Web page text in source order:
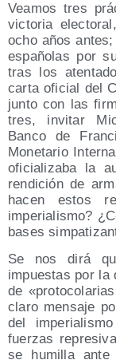
Veamos tres
victoria
ocho años
españolas por
tras los
carta oficial del
junto con las
tres, invitar
Banco de
Monetario
oficializaba la
rendición de
hacen estos
imperialismo?
bases
Se nos dirá
impuestas por la
de
claro mensaje
del
fuerzas
se humilla